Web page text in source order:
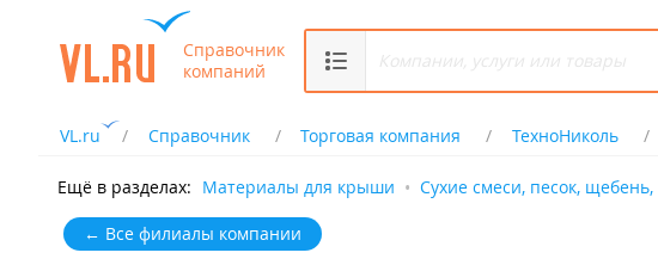
Справочник
компаний
VL.ru Справочник Торговая компания ТехноНиколь
Ещё в разделах: Материалы для крыши Сухие смеси, песок,
← Все филиалы компании